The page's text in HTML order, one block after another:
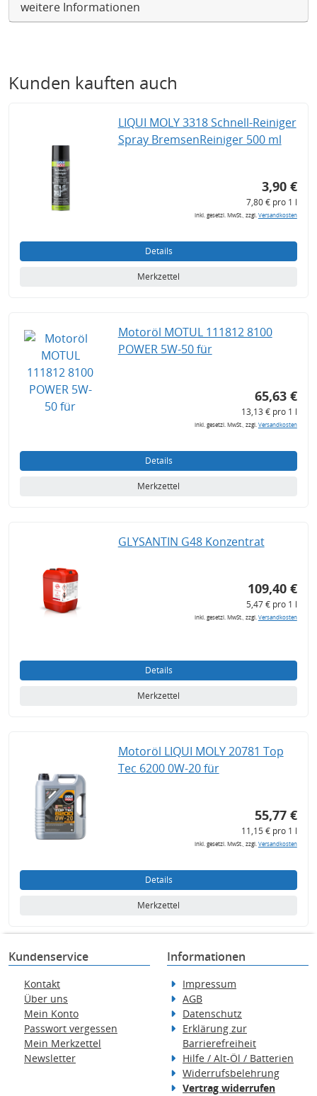
weitere Informationen
Kunden kauften auch
LIQUI MOLY 3318 Schnell-Reiniger
Spray BremsenReiniger 500 ml
3,90 €
7,80 € pro 1 l
inkl. gesetzl. MwSt., zzgl.Versandkosten
Details
Merkzettel
Motoröl MOTUL 111812 8100
POWER 5W-50 für
65,63 €
13,13 € pro 1 l
inkl. gesetzl. MwSt., zzgl.Versandkosten
Details
Merkzettel
GLYSANTIN G48 Konzentrat
109,40 €
5,47 € pro 1 l
inkl. gesetzl. MwSt., zzgl.Versandkosten
Details
Merkzettel
Motoröl LIQUI MOLY 20781 Top
Tec 6200 0W-20 für
55,77 €
11,15 € pro 1 l
inkl. gesetzl. MwSt., zzgl.Versandkosten
Details
Merkzettel
Kundenservice
Kontakt
Über uns
Mein Konto
Passwort vergessen
Mein Merkzettel
Newsletter
Informationen
Impressum
AGB
Datenschutz
Erklärung zur
Barrierefreiheit
Hilfe / Alt-Öl / Batterien
Widerrufsbelehrung
Vertrag widerrufen